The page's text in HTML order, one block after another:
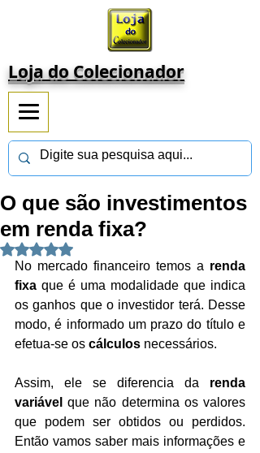
Loja do Colecionador
O que são investimentos
em renda fixa?
Avaliado com NaN de 5 estrelas.
No mercado financeiro temos a renda
fixa que é uma modalidade que indica
os ganhos que o investidor terá. Desse
modo, é informado um prazo do título e
efetua-se os cálculos necessários.
Assim, ele se diferencia da renda
variável que não determina os valores
que podem ser obtidos ou perdidos.
Então vamos saber mais informações e